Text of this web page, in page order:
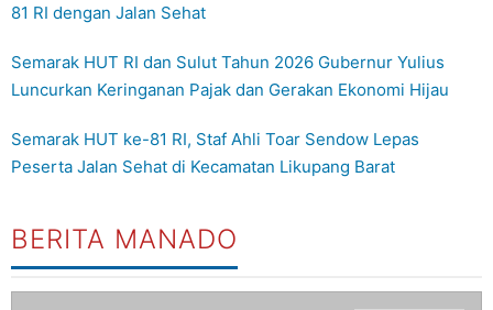
81 RI dengan Jalan Sehat
Semarak HUT RI dan Sulut Tahun 2026 Gubernur Yulius
Luncurkan Keringanan Pajak dan Gerakan Ekonomi Hijau
Semarak HUT ke-81 RI, Staf Ahli Toar Sendow Lepas
Peserta Jalan Sehat di Kecamatan Likupang Barat
BERITA MANADO